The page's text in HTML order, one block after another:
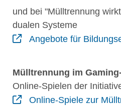
und bei "Mülltrennung
dualen Systeme
Angebote für
Mülltrennung im
Online-Spielen der
Online-Spiele zur